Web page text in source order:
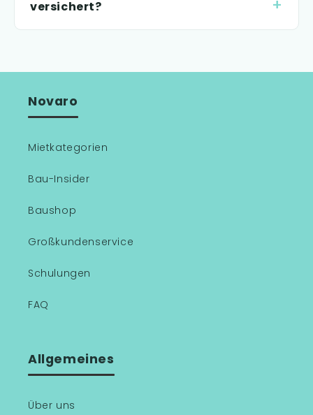
versichert?
Novaro
Mietkategorien
Bau-Insider
Baushop
Großkundenservice
Schulungen
FAQ
Allgemeines
Über uns